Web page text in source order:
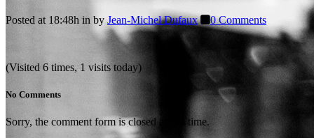
Posted at 18:48h in by Jean-Michel Dufaux 0 Comments
(Visited 6 times, 1 visits today)
No Comments
Sorry, the comment form is closed at this time.